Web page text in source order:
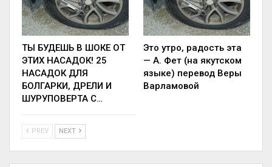
ТЫ БУДЕШЬ В ШОКЕ ОТ
ЭТИХ НАСАДОК! 25
НАСАДОК ДЛЯ
БОЛГАРКИ, ДРЕЛИ И
ШУРУПОВЕРТА С…
Это утро, радость эта
— А. Фет (на якутском
языке) перевод Веры
Варламовой
PREV NEXT